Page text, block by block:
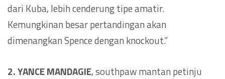
dari Kuba, lebih cenderung tipe amatir.
Kemungkinan besar pertandingan akan
dimenangkan Spence dengan knockout.”
2. YANCE MANDAGIE, southpaw mantan petinju